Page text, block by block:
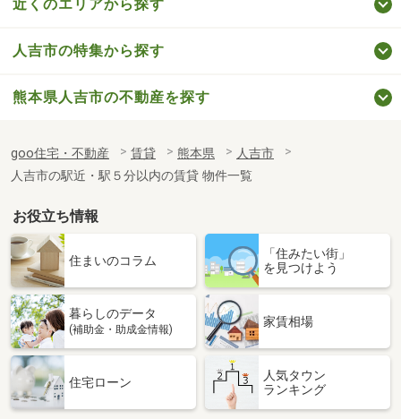
近くのエリアから探す
人吉市の特集から探す
熊本県人吉市の不動産を探す
goo住宅・不動産 賃貸 熊本県
人吉市
人吉市の駅近・駅５分以内の賃貸 物件一覧
お役立ち情報
住まいのコラム
「住みたい街」
を見つけよう
暮らしのデータ
(補助金・助成金情報)
家賃相場
住宅ローン
人気タウン
ランキング